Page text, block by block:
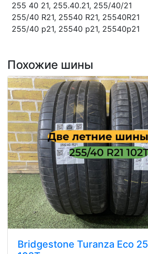
255 40 21, 255.40.21, 255/40/21
255/40 R21, 25540 R21, 25540R21
255/40 р21, 25540 р21, 25540р21
Похожие шины
Bridgestone Turanza Eco